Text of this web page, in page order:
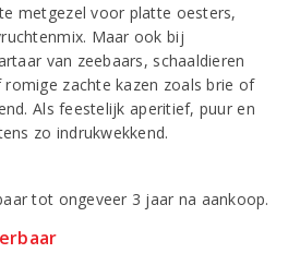
metgezel voor platte oesters,
Maar ook bij
van zeebaars, schaaldieren
zachte kazen zoals brie of
Als feestelijk aperitief, puur en
zo indrukwekkend.
tot ongeveer 3 jaar na aankoop.